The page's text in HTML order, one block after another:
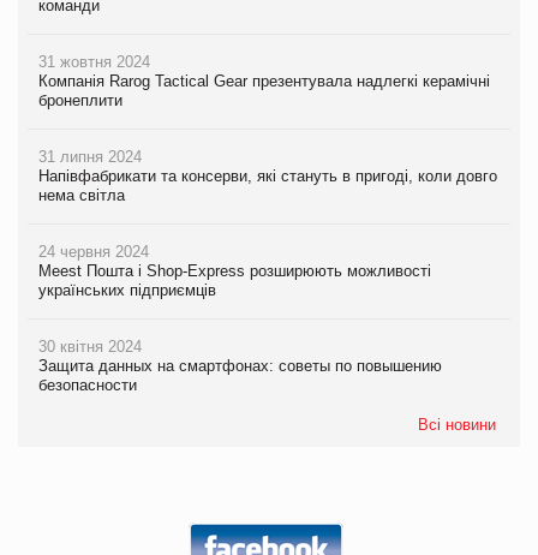
команди
31 жовтня 2024
Компанія Rarog Tactical Gear презентувала надлегкі керамічні
бронеплити
31 липня 2024
Напівфабрикати та консерви, які стануть в пригоді, коли довго
нема світла
24 червня 2024
Meest Пошта і Shop-Express розширюють можливості
українських підприємців
30 квітня 2024
Защита данных на смартфонах: советы по повышению
безопасности
Всі новини